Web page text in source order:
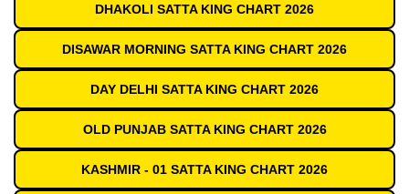
DHAKOLI SATTA KING CHART 2026
DISAWAR MORNING SATTA KING CHART 2026
DAY DELHI SATTA KING CHART 2026
OLD PUNJAB SATTA KING CHART 2026
KASHMIR - 01 SATTA KING CHART 2026